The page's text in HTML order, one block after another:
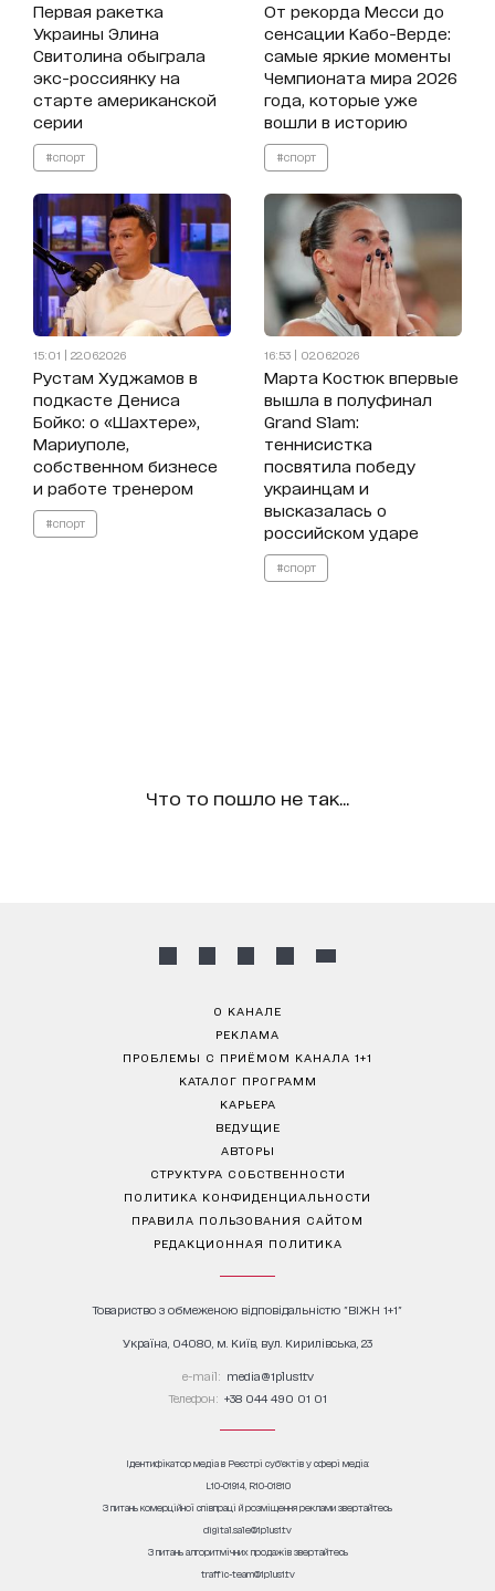
Первая ракетка
Украины Элина
Свитолина обыграла
экс-россиянку на
старте американской
серии
#спорт
От рекорда Месси до
сенсации Кабо-Верде:
самые яркие моменты
Чемпионата мира 2026
года, которые уже
вошли в историю
#спорт
15:01 | 22.06.2026
Рустам Худжамов в
подкасте Дениса
Бойко: о «Шахтере»,
Мариуполе,
собственном бизнесе
и работе тренером
#спорт
16:53 | 02.06.2026
Марта Костюк впервые
вышла в полуфинал
Grand Slam:
теннисистка
посвятила победу
украинцам и
высказалась о
российском ударе
#спорт
Что то пошло не так...
О КАНАЛЕ
РЕКЛАМА
ПРОБЛЕМЫ С ПРИЁМОМ КАНАЛА 1+1
КАТАЛОГ ПРОГРАММ
КАРЬЕРА
ВЕДУЩИЕ
АВТОРЫ
СТРУКТУРА СОБСТВЕННОСТИ
ПОЛИТИКА КОНФИДЕНЦИАЛЬНОСТИ
ПРАВИЛА ПОЛЬЗОВАНИЯ САЙТОМ
РЕДАКЦИОННАЯ ПОЛИТИКА
Товариство з обмеженою відповідальністю "ВІЖН 1+1"
Україна, 04080, м. Київ, вул. Кирилівська, 23
е-mail: media@1plus1.tv
Телефон: +38 044 490 01 01
Ідентифікатор медіа в Реєстрі суб’єктів у сфері медіа:
L10-01914, R10-01810
З питань комерційної співпраці й розміщення реклами звертайтесь
digital.sale@1plus1.tv
З питань алгоритмічних продажів звертайтесь
traffic-team@1plus1.tv